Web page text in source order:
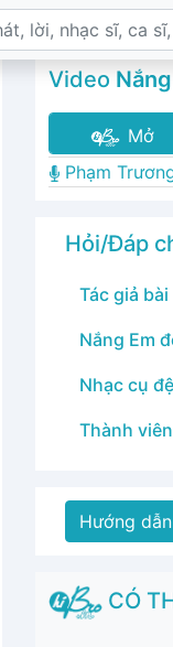
Video
Mở
Phạm
Hỏi/Đáp
Tác giả
Nắng Em
Nhạc cụ
Thành
Hướng
CÓ